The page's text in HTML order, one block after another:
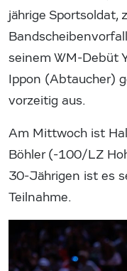
jährige Sportsoldat,
seinem WM-Debüt
Ippon (Abtaucher)
vorzeitig aus.
Am Mittwoch ist
Böhler (-100/LZ
30-Jährigen ist es
Teilnahme.